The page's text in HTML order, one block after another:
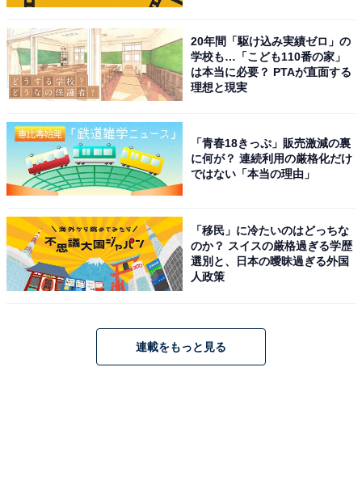
23年卒8572人調査「就職ブランドランキング」！ 3位
「日本生命」、2位「伊藤忠商事」、1位は？
【関連リンク】
プレスリリース
SalesNow DB
20年間「駆け込み実績ゼロ」の
学校も…「こども110番の家」
は本当に必要？ PTAが直面する
理想と現実
「青春18きっぷ」販売激減の裏
に何が？ 連続利用の厳格化だけ
ではない「本当の理由」
「移民」に冷たいのはどっちな
のか？ スイスの厳格過ぎる学歴
選別と、日本の曖昧過ぎる外国
人政策
連載をもっと見る